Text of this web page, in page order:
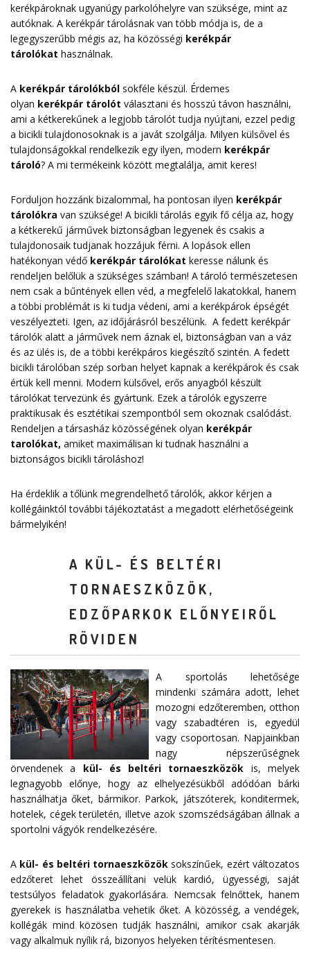
kerékpároknak ugyanúgy parkolóhelyre van szüksége, mint az
autóknak. A kerékpár tárolásnak van több módja is, de a
legegyszerűbb mégis az, ha közösségi kerékpár
tárolókat használnak.
A kerékpár tárolókból sokféle készül. Érdemes
olyan kerékpár tárolót választani és hosszú távon használni,
ami a kétkerekűnek a legjobb tárolót tudja nyújtani, ezzel pedig
a bicikli tulajdonosoknak is a javát szolgálja. Milyen külsővel és
tulajdonságokkal rendelkezik egy ilyen, modern kerékpár
tároló? A mi termékeink között megtalálja, amit keres!
Forduljon hozzánk bizalommal, ha pontosan ilyen kerékpár
tárolókra van szüksége! A bicikli tárolás egyik fő célja az, hogy
a kétkerekű járművek biztonságban legyenek és csakis a
tulajdonosaik tudjanak hozzájuk férni. A lopások ellen
hatékonyan védő kerékpár tárolókat keresse nálunk és
rendeljen belőlük a szükséges számban! A tároló természetesen
nem csak a bűntények ellen véd, a megfelelő lakatokkal, hanem
a többi problémát is ki tudja védeni, ami a kerékpárok épségét
veszélyezteti. Igen, az időjárásról beszélünk. A fedett kerékpár
tárolók alatt a járművek nem áznak el, biztonságban van a váz
és az ülés is, de a többi kerékpáros kiegészítő szintén. A fedett
bicikli tárolóban szép sorban helyet kapnak a kerékpárok és csak
értük kell menni. Modern külsővel, erős anyagból készült
tárolókat tervezünk és gyártunk. Ezek a tárolók egyszerre
praktikusak és esztétikai szempontból sem okoznak csalódást.
Rendeljen a társasház közösségének olyan kerékpár
tarolókat, amiket maximálisan ki tudnak használni a
biztonságos bicikli tároláshoz!
Ha érdeklik a tőlünk megrendelhető tárolók, akkor kérjen a
kollégáinktól további tájékoztatást a megadott elérhetőségeink
bármelyikén!
A KÜL- ÉS BELTÉRI
TORNAESZKÖZÖK,
EDZŐPARKOK ELŐNYEIRŐL
RÖVIDEN
A sportolás lehetősége
mindenki számára adott, lehet
mozogni edzőteremben, otthon
vagy szabadtéren is, egyedül
vagy csoportosan. Napjainkban
nagy népszerűségnek
örvendenek a kül- és beltéri tornaeszközök is, melyek
legnagyobb előnye, hogy az elhelyezésükből adódóan bárki
használhatja őket, bármikor. Parkok, játszóterek, konditermek,
hotelek, cégek területén, illetve azok szomszédságában állnak a
sportolni vágyók rendelkezésére.
A kül- és beltéri tornaeszközök sokszínűek, ezért változatos
edzőteret lehet összeállítani velük kardió, ügyességi, saját
testsúlyos feladatok gyakorlására. Nemcsak felnőttek, hanem
gyerekek is használatba vehetik őket. A közösség, a vendégek,
kollégák mind közösen tudják használni, amikor csak akarják
vagy alkalmuk nyílik rá, bizonyos helyeken térítésmentesen.